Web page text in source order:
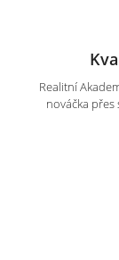
Realitní
nováčka přes